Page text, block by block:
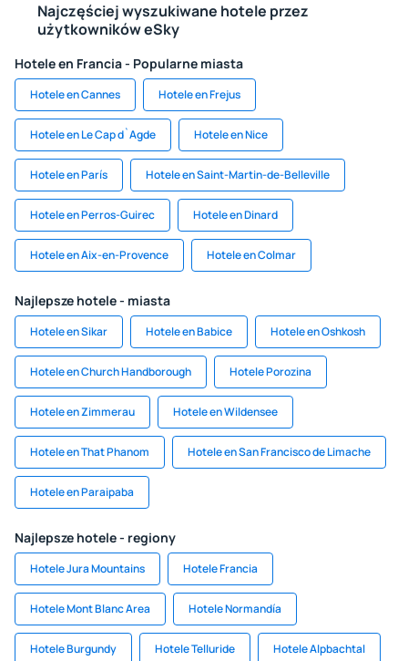
Najczęściej wyszukiwane hotele przez
użytkowników eSky
Hotele en Francia - Popularne miasta
Hotele en Cannes Hotele en Frejus
Hotele en Le Cap d`Agde Hotele en Nice
Hotele en París Hotele en Saint-Martin-de-Belleville
Hotele en Perros-Guirec Hotele en Dinard
Hotele en Aix-en-Provence Hotele en Colmar
Najlepsze hotele - miasta
Hotele en Sikar Hotele en Babice Hotele en Oshkosh
Hotele en Church Handborough Hotele Porozina
Hotele en Zimmerau Hotele en Wildensee
Hotele en That Phanom Hotele en San Francisco de Limache
Hotele en Paraipaba
Najlepsze hotele - regiony
Hotele Jura Mountains Hotele Francia
Hotele Mont Blanc Area Hotele Normandía
Hotele Burgundy Hotele Telluride Hotele Alpbachtal